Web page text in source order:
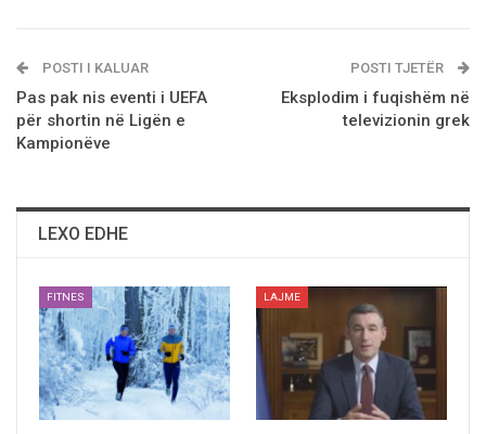
POSTI I KALUAR
Pas pak nis eventi i UEFA
pёr shortin nё Ligën e
Kampionëve
POSTI TJETËR
Eksplodim i fuqishëm në
televizionin grek
LEXO EDHE
FITNES LAJME